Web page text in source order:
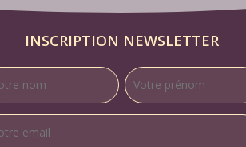
INSCRIPTION NEWSLETTER